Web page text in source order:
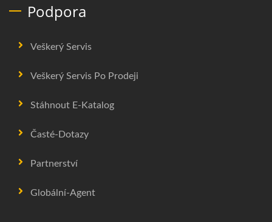
Podpora
Veškerý Servis
Veškerý Servis Po Prodeji
Stáhnout E-Katalog
Časté-Dotazy
Partnerství
Globální-Agent